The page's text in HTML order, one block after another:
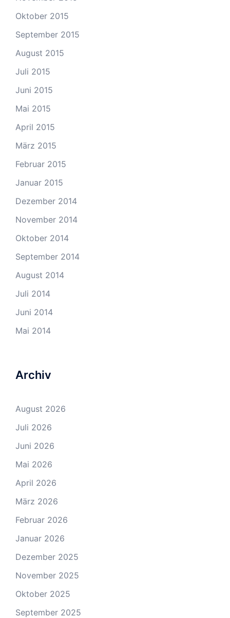
Oktober 2015
September 2015
August 2015
Juli 2015
Juni 2015
Mai 2015
April 2015
März 2015
Februar 2015
Januar 2015
Dezember 2014
November 2014
Oktober 2014
September 2014
August 2014
Juli 2014
Juni 2014
Mai 2014
Archiv
August 2026
Juli 2026
Juni 2026
Mai 2026
April 2026
März 2026
Februar 2026
Januar 2026
Dezember 2025
November 2025
Oktober 2025
September 2025